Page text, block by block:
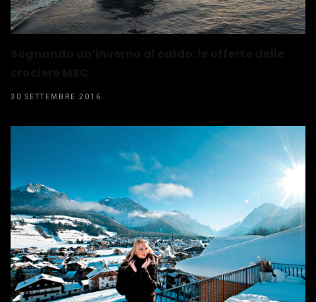
30 SETTEMBRE 2016